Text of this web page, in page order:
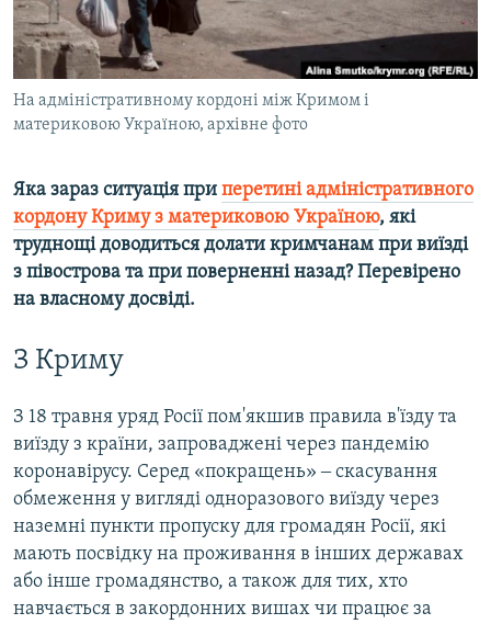
Усі сайти RFE/RL
На адміністративному кордоні між Кримом і
материковою Україною, архівне фото
Яка зараз ситуація при перетині адміністративного
кордону Криму з материковою Україною, які
труднощі доводиться долати кримчанам при виїзді
з півострова та при поверненні назад? Перевірено
на власному досвіді.
З Криму
З 18 травня уряд Росії пом'якшив правила в'їзду та
виїзду з країни, запроваджені через пандемію
коронавірусу. Серед «покращень» ‒ скасування
обмеження у вигляді одноразового виїзду через
наземні пункти пропуску для громадян Росії, які
мають посвідку на проживання в інших державах
або інше громадянство, а також для тих, хто
навчається в закордонних вишах чи працює за